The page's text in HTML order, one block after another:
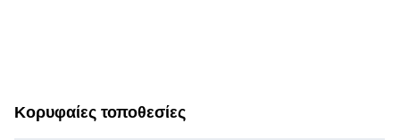
Κορυφαίες τοποθεσίες